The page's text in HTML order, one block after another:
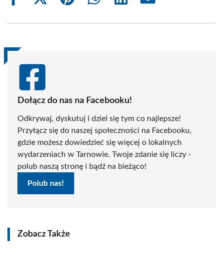
(Twitter)
Dołącz do nas na Facebooku!
Odkrywaj, dyskutuj i dziel się tym co najlepsze!
Przyłącz się do naszej społeczności na Facebooku,
gdzie możesz dowiedzieć się więcej o lokalnych
wydarzeniach w Tarnowie. Twoje zdanie się liczy -
polub naszą stronę i bądź na bieżąco!
Polub nas!
Zobacz Także